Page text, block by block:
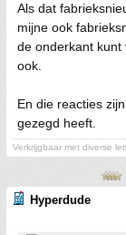
Als dat
mijne ook
de onderkant kunt
ook.
En die reacties
gezegd heeft.
Verkrijgbaar met diverse
Hyperdude